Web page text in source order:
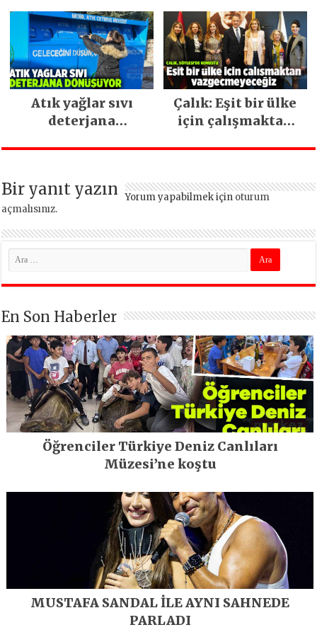
ara vermeden
devam ediyor
Atık yağlar sıvı
deterjana
Çalık: Eşit bir ülke
için çalışmaktan
Bir yanıt yazın Yorum yapabilmek için oturum
açmalısınız.
En Son Haberler
Öğrenciler Türkiye Deniz Canlıları
Müzesi’ne koştu
MUSTAFA SANDAL İLE AYNI SAHNEDE
PARLADI